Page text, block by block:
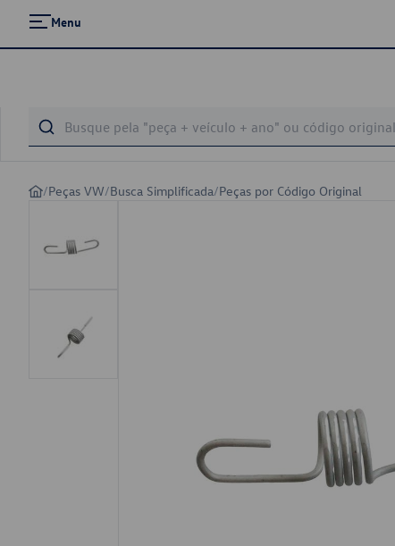
Menu
/Peças VW/Busca Simplificada/Peças por Código Original